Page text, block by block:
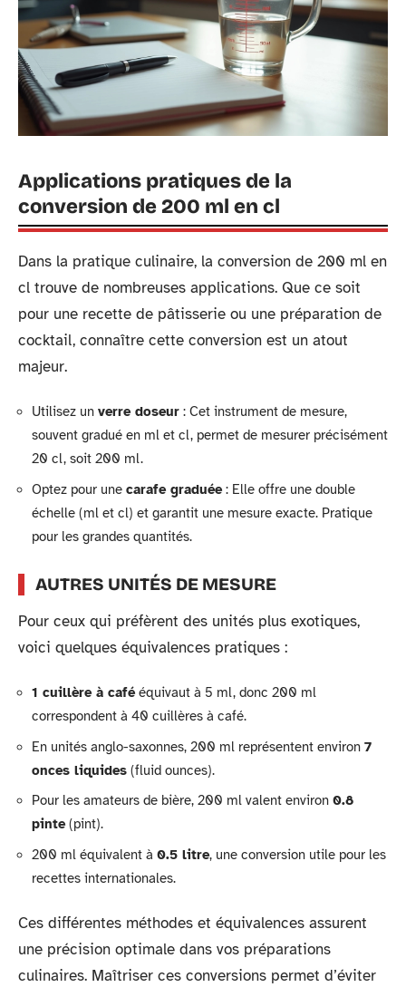
Applications pratiques de la
conversion de 200 ml en cl
Dans la pratique culinaire, la conversion de 200 ml en
cl trouve de nombreuses applications. Que ce soit
pour une recette de pâtisserie ou une préparation de
cocktail, connaître cette conversion est un atout
majeur.
Utilisez un verre doseur : Cet instrument de mesure,
souvent gradué en ml et cl, permet de mesurer précisément
20 cl, soit 200 ml.
Optez pour une carafe graduée: Elle offre une double
échelle (ml et cl) et garantit une mesure exacte. Pratique
pour les grandes quantités.
AUTRES UNITÉS DE MESURE
Pour ceux qui préfèrent des unités plus exotiques,
voici quelques équivalences pratiques :
1 cuillère à cafééquivaut à 5 ml, donc 200 ml
correspondent à 40 cuillères à café.
En unités anglo-saxonnes, 200 ml représentent environ 7
onces liquides (fluid ounces).
Pour les amateurs de bière, 200 ml valent environ 0.8
pinte(pint).
200 ml équivalent à 0.5 litre, une conversion utile pour les
recettes internationales.
Ces différentes méthodes et équivalences assurent
une précision optimale dans vos préparations
culinaires. Maîtriser ces conversions permet d’éviter